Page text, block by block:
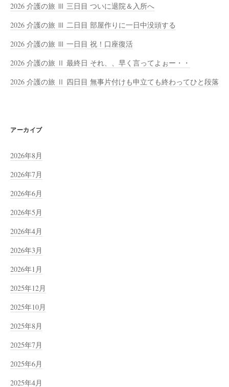
2026 介護の旅 Ⅲ 三日目 ついに退院＆入所へ
2026 介護の旅 Ⅲ 二日目 部屋作りに一日中没頭する
2026 介護の旅 Ⅲ 一日目 祝！口座復活
2026 介護の旅 Ⅱ 最終日 それ、、早く言ってよぉー・・
2026 介護の旅 Ⅱ 四日目 無事片付けも申立ても終わってひと段落
アーカイブ
2026年8月
2026年7月
2026年6月
2026年5月
2026年4月
2026年3月
2026年1月
2025年12月
2025年10月
2025年8月
2025年7月
2025年6月
2025年4月